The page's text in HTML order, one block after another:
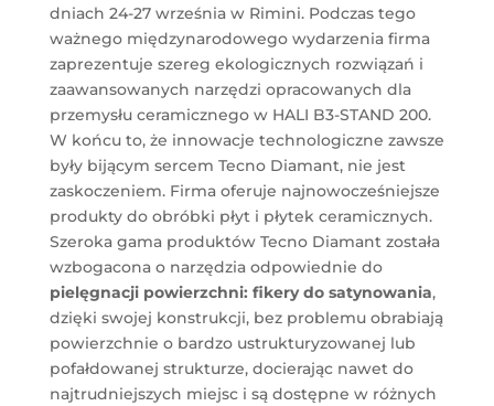
dniach 24-27 września w Rimini. Podczas tego
ważnego międzynarodowego wydarzenia firma
zaprezentuje szereg ekologicznych rozwiązań i
zaawansowanych narzędzi opracowanych dla
przemysłu ceramicznego w HALI B3-STAND 200.
W końcu to, że innowacje technologiczne zawsze
były bijącym sercem Tecno Diamant, nie jest
zaskoczeniem. Firma oferuje najnowocześniejsze
produkty do obróbki płyt i płytek ceramicznych.
Szeroka gama produktów Tecno Diamant została
wzbogacona o narzędzia odpowiednie do
pielęgnacji powierzchni: fikery do satynowania,
dzięki swojej konstrukcji, bez problemu obrabiają
powierzchnie o bardzo ustrukturyzowanej lub
pofałdowanej strukturze, docierając nawet do
najtrudniejszych miejsc i są dostępne w różnych